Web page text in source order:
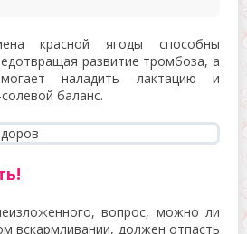
красной ягоды способны
развитие тромбоза, а
наладить лактацию и
баланс.
вопрос, можно ли
вскармливании, должен отпасть